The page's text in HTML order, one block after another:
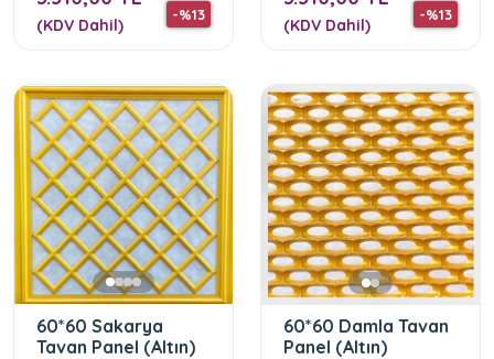
-%13
(KDV Dahil)
-%13
(KDV Dahil)
60*60 Sakarya
Tavan Panel (Altın)
60*60 Damla Tavan
Panel (Altın)